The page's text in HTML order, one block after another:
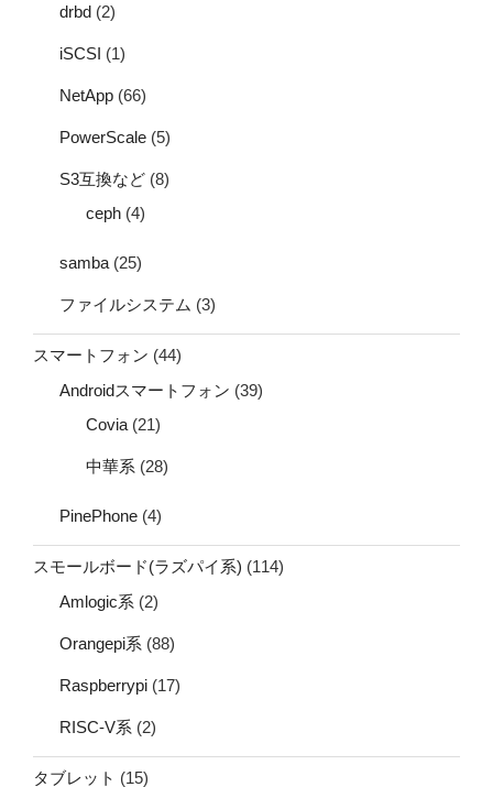
drbd (2)
iSCSI (1)
NetApp (66)
PowerScale (5)
S3互換など (8)
ceph (4)
samba (25)
ファイルシステム (3)
スマートフォン (44)
Androidスマートフォン (39)
Covia (21)
中華系 (28)
PinePhone (4)
スモールボード(ラズパイ系) (114)
Amlogic系 (2)
Orangepi系 (88)
Raspberrypi (17)
RISC-V系 (2)
タブレット (15)